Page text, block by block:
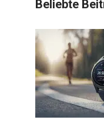
Beliebte